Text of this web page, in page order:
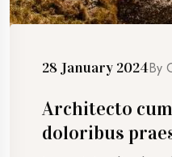
28 January 2024By
Architecto
doloribus